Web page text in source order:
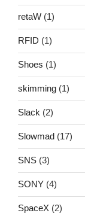
retaW (1)
RFID (1)
Shoes (1)
skimming (1)
Slack (2)
Slowmad (17)
SNS (3)
SONY (4)
SpaceX (2)